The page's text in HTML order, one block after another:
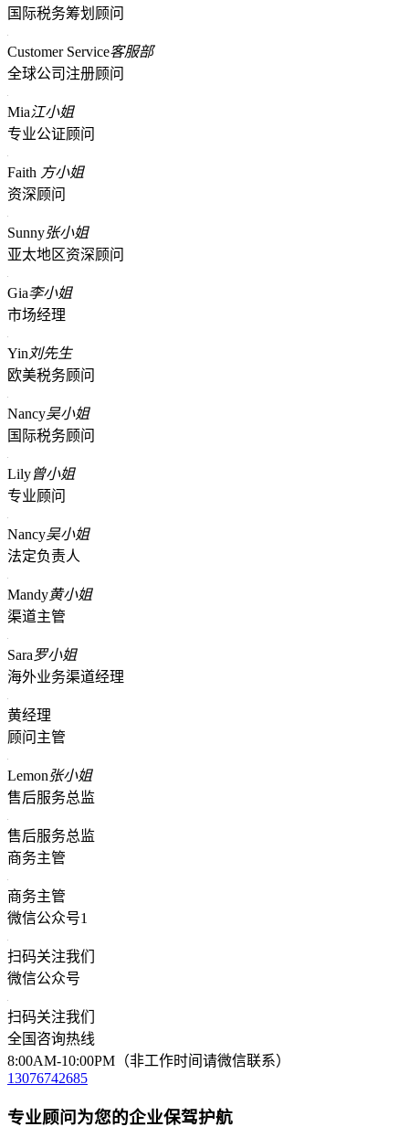
国际税务筹划顾问
Customer Service客服部
全球公司注册顾问
Mia江小姐
专业公证顾问
Faith 方小姐
资深顾问
Sunny张小姐
亚太地区资深顾问
Gia李小姐
市场经理
Yin 刘先生
欧美税务顾问
Nancy吴小姐
国际税务顾问
Lily曾小姐
专业顾问
Nancy吴小姐
法定负责人
Mandy黄小姐
渠道主管
Sara罗小姐
海外业务渠道经理
黄经理
顾问主管
Lemon张小姐
售后服务总监
售后服务总监
商务主管
商务主管
微信公众号1
扫码关注我们
微信公众号
扫码关注我们
全国咨询热线
8:00AM-10:00PM（非工作时间请微信联系）
13076742685
专业顾问为您的企业保驾护航